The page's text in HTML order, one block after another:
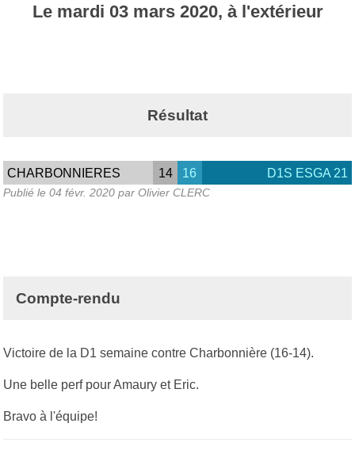
Le mardi 03 mars 2020, à l'extérieur
Résultat
CHARBONNIERES 14 16 D1S ESGA 21
Publié le 04 févr. 2020 par Olivier CLERC
Compte-rendu
Victoire de la D1 semaine contre Charbonnière (16-14).
Une belle perf pour Amaury et Eric.
Bravo à l'équipe!